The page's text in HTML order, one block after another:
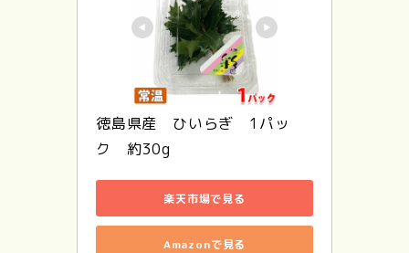
徳島県産　ひいらぎ　1パッ
ク　約30g
楽天市場で見る
Amazonで見る